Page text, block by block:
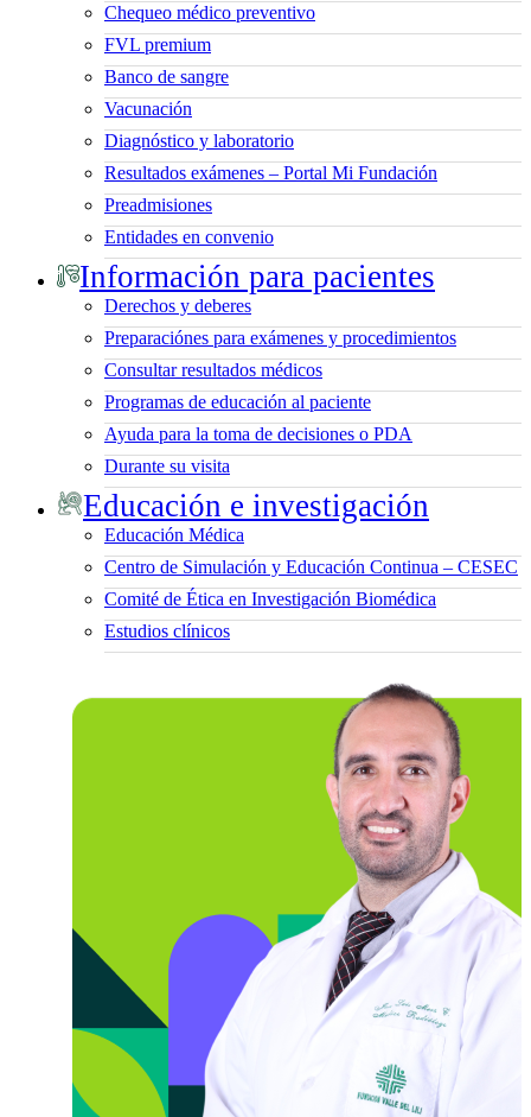
Chequeo médico preventivo
FVL premium
Banco de sangre
Vacunación
Diagnóstico y laboratorio
Resultados exámenes – Portal Mi Fundación
Preadmisiones
Entidades en convenio
Información para pacientes
Derechos y deberes
Preparaciónes para exámenes y procedimientos
Consultar resultados médicos
Programas de educación al paciente
Ayuda para la toma de decisiones o PDA
Durante su visita
Educación e investigación
Educación Médica
Centro de Simulación y Educación Continua – CESEC
Comité de Ética en Investigación Biomédica
Estudios clínicos